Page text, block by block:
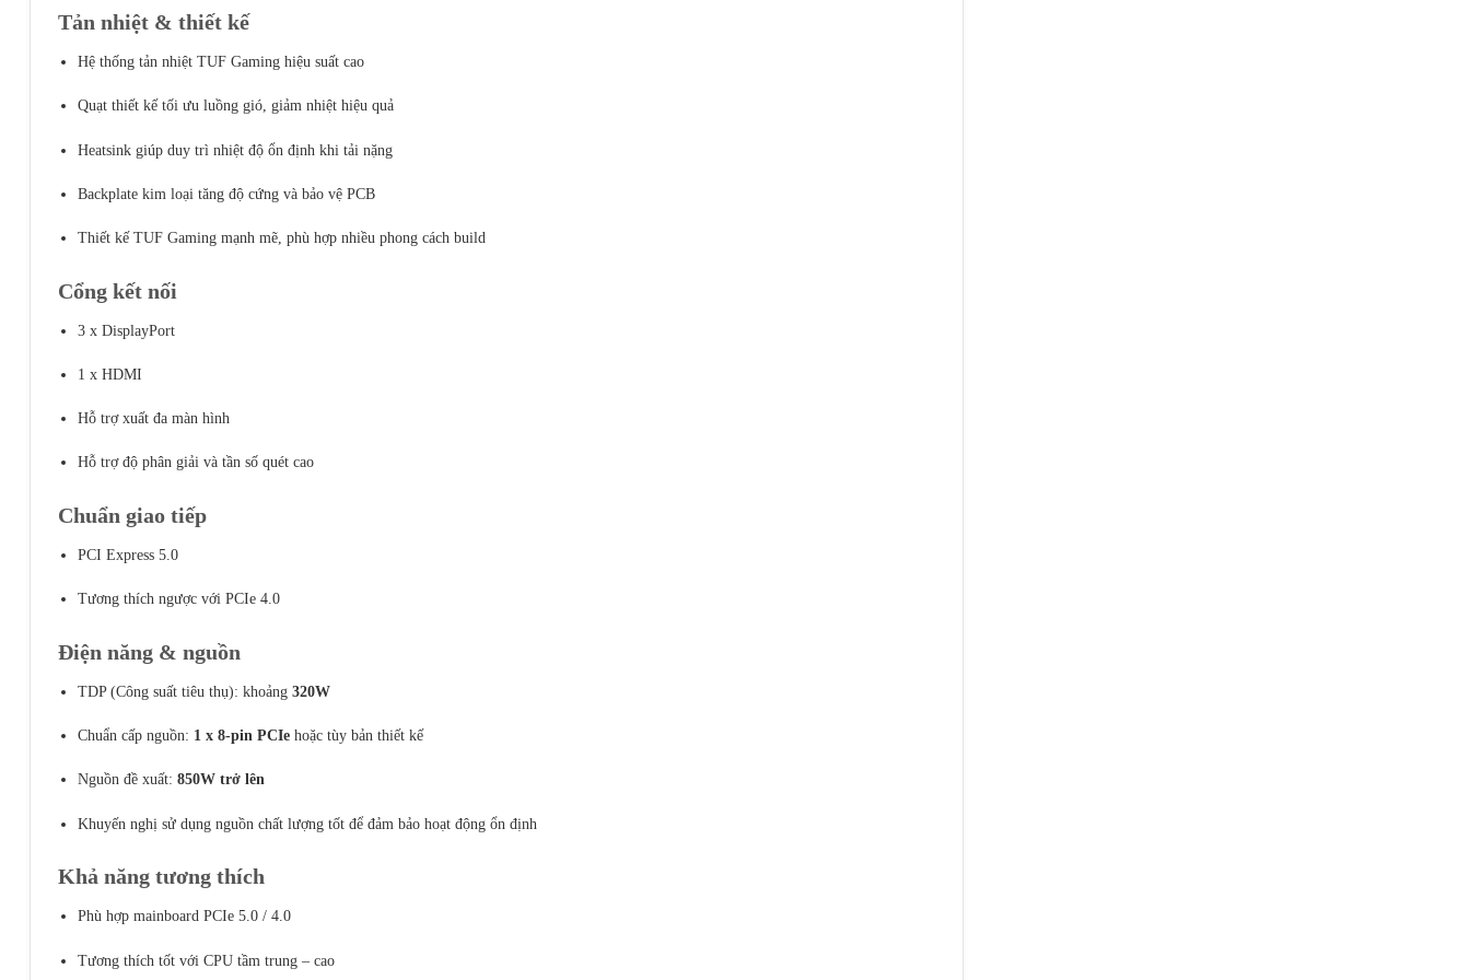
Tản nhiệt & thiết kế
Hệ thống tản nhiệt TUF Gaming hiệu suất cao
Quạt thiết kế tối ưu luồng gió, giảm nhiệt hiệu quả
Heatsink giúp duy trì nhiệt độ ổn định khi tải nặng
Backplate kim loại tăng độ cứng và bảo vệ PCB
Thiết kế TUF Gaming mạnh mẽ, phù hợp nhiều phong cách build
Cổng kết nối
3 x DisplayPort
1 x HDMI
Hỗ trợ xuất đa màn hình
Hỗ trợ độ phân giải và tần số quét cao
Chuẩn giao tiếp
PCI Express 5.0
Tương thích ngược với PCIe 4.0
Điện năng & nguồn
TDP (Công suất tiêu thụ): khoảng 320W
Chuẩn cấp nguồn: 1 x 8-pin PCIehoặc tùy bản thiết kế
Nguồn đề xuất: 850W trở lên
Khuyến nghị sử dụng nguồn chất lượng tốt để đảm bảo hoạt động ổn định
Khả năng tương thích
Phù hợp mainboard PCIe 5.0 / 4.0
Tương thích tốt với CPU tầm trung – cao